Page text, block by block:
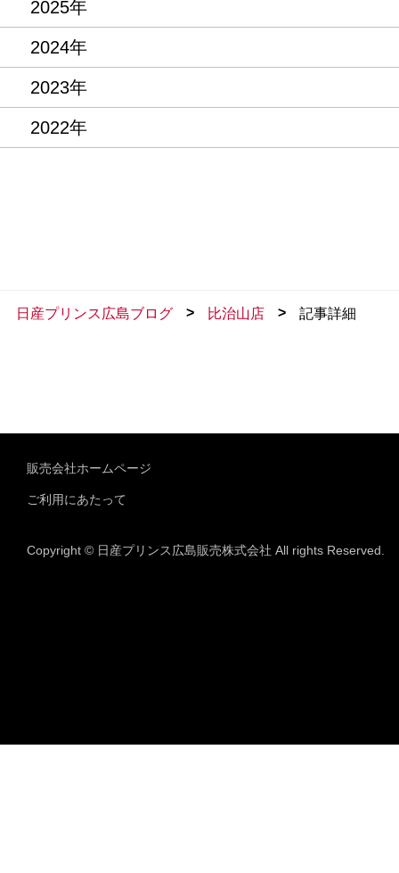
2025年
2024年
2023年
2022年
日産プリンス広島ブログ > 比治山店 > 記事詳細
販売会社ホームページ
ご利用にあたって
Copyright © 日産プリンス広島販売株式会社 All rights Reserved.